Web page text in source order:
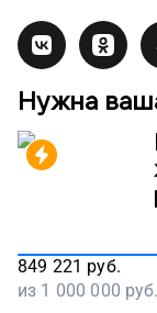
Нужна
849 221 руб.
из 1 000 000 руб.